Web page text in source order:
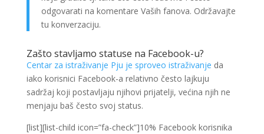
odgovarati na komentare Vaših fanova. Održavajte
tu konverzaciju.
Zašto stavljamo statuse na Facebook-u?
Centar za istraživanje Pju je sproveo istraživanje da
iako korisnici Facebook-a relativno često lajkuju
sadržaj koji postavljaju njihovi prijatelji, većina njih ne
menjaju baš često svoj status.
[list][list-child icon=”fa-check”]10% Facebook korisnika